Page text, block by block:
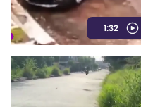
1:32